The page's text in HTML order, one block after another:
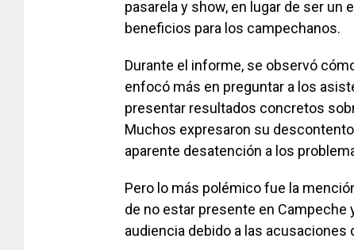
pasarela y show, en lugar de ser
beneficios para los campechanos.
Durante el informe, se observó
enfocó más en preguntar a los
presentar resultados concretos
Muchos expresaron su
aparente desatención a los
Pero lo más polémico fue la
de no estar presente en
audiencia debido a las